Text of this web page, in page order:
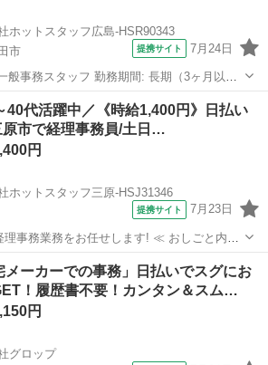
ホットスタッフ広島-HSR90343
市
提携サイト 7月24日
勤務期間: 長期（3ヶ月以
を行う事務員さんを 募集します♪ 土日祝
一般事務
40代活躍中／《時給1,400円》日払い
市で経理事務員/土日…
円
ホットスタッフ三原-HSJ31346
提携サイト 7月23日
務をお任せします! ≪ おしごと内容
内のお金の出入り管理や 記録を残します。 (2) 書類作成 ┗簡単な...
メーカーでの事務」日払いでスグにお
！履歴書不要！カンタン＆スム…
円
グロップ